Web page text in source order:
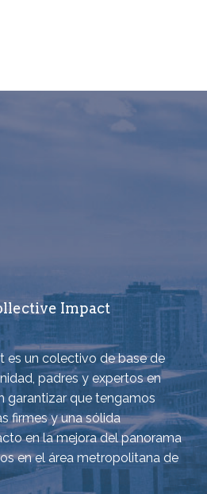
Impact
es un colectivo de base de
padres y expertos en
garantizar que tengamos
firmes y una sólida
en la mejora del panorama
en el área metropolitana de